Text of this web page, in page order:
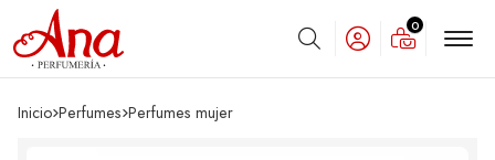
Buscar
0
Inicio perfumes perfumes mujer